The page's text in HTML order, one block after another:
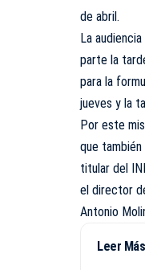
de abril.
La
parte la
para la
jueves y la
Por este
que
titular del
el director
Antonio
Leer Más